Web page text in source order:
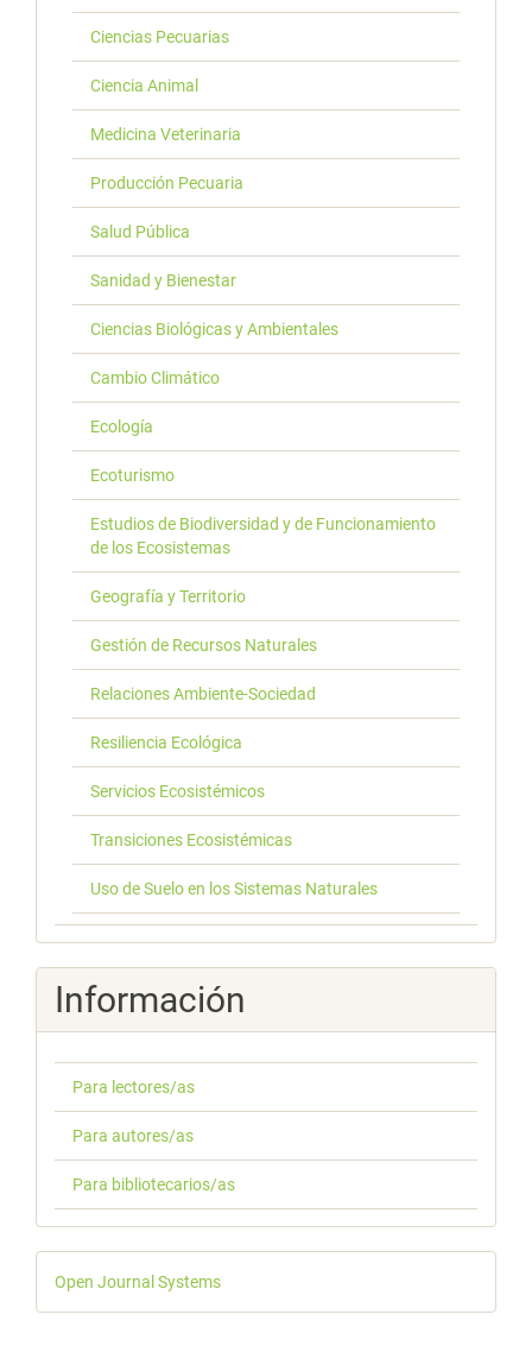
Ciencias Pecuarias
Ciencia Animal
Medicina Veterinaria
Producción Pecuaria
Salud Pública
Sanidad y Bienestar
Ciencias Biológicas y Ambientales
Cambio Climático
Ecología
Ecoturismo
Estudios de Biodiversidad y de Funcionamiento
de los Ecosistemas
Geografía y Territorio
Gestión de Recursos Naturales
Relaciones Ambiente-Sociedad
Resiliencia Ecológica
Servicios Ecosistémicos
Transiciones Ecosistémicas
Uso de Suelo en los Sistemas Naturales
Información
Para lectores/as
Para autores/as
Para bibliotecarios/as
Desarrollado
por
Open Journal Systems